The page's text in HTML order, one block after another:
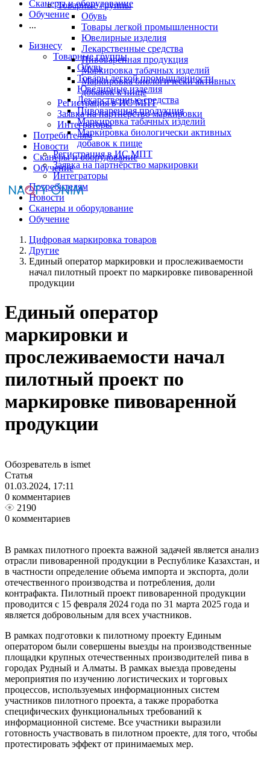
Товарные группы
Обувь
Товары легкой промышленности
Ювелирные изделия
Лекарственные средства
Пивоваренная продукция
Маркировка табачных изделий
Маркировка биологически активных
добавок к пище
Регистрация в ИС МПТ
Заявка на партнёрство маркировки
Интеграторы
Потребителям
Новости
Сканеры и оборудование
Обучение
Сканеры и оборудование
Обучение
...
Бизнесу
Товарные группы
Обувь
Товары легкой промышленности
Ювелирные изделия
Лекарственные средства
Пивоваренная продукция
Маркировка табачных изделий
Маркировка биологически активных
добавок к пище
Регистрация в ИС МПТ
Заявка на партнёрство маркировки
Интеграторы
Потребителям
Новости
Сканеры и оборудование
Обучение
Цифровая маркировка товаров
Другие
Единый оператор маркировки и прослеживаемости
начал пилотный проект по маркировке пивоваренной
продукции
Единый оператор
маркировки и
прослеживаемости начал
пилотный проект по
маркировке пивоваренной
продукции
Обозреватель в ismet
Статья
01.03.2024, 17:11
0 комментариев
2190
0 комментариев
В рамках пилотного проекта важной задачей является анализ
отрасли пивоваренной продукции в Республике Казахстан, и
в частности определение объема импорта и экспорта, доли
отечественного производства и потребления, доли
контрафакта. Пилотный проект пивоваренной продукции
проводится с 15 февраля 2024 года по 31 марта 2025 года и
является добровольным для всех участников.
В рамках подготовки к пилотному проекту Единым
оператором были совершены выезды на производственные
площадки крупных отечественных производителей пива в
городах Рудный и Алматы. В рамках выезда проведены
мероприятия по изучению логистических и торговых
процессов, используемых информационных систем
участников пилотного проекта, а также проработка
специфических функциональных требований к
информационной системе. Все участники выразили
готовность участвовать в пилотном проекте, для того, чтобы
протестировать эффект от принимаемых мер.